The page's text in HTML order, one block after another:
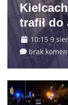
trafił do
10:15 9
brak